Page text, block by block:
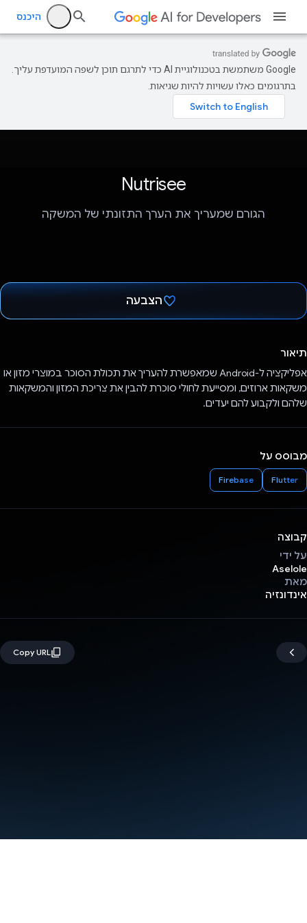
היכנס
‫Google משתמשת בטכנולוגיית AI כדי לתרגם תוכן לשפה המועדפת עליך.
בתרגומים כאלו עשויות להיות שגיאות.
Nutrisee
הגורם שמעריך את הערך התזונתי של המשקה
הצבעה
תיאור
אפליקציה ל-Android שמאפשרת להעריך את תכולת הסוכר במוצרי מזון או
משקאות ארוזים, ומסייעת לחולי סוכרת להבין את צריכת המזון והמשקאות
שלהם ולקבוע להם יעדים.
מבוסס על
Flutter
Firebase
קבוצה
על ידי
Aselole
מאת
אינדונזיה